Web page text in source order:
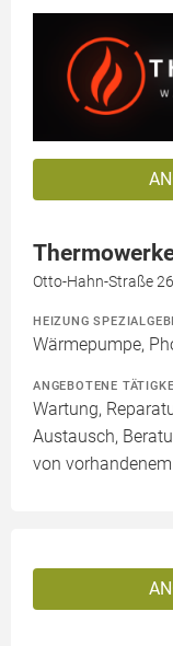
Otto-Hahn-Straße
HEIZUNG
Wärmepumpe,
ANGEBOTENE
Wartung,
Austausch,
von